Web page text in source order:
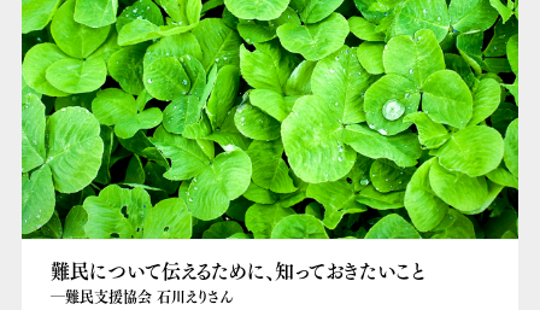
難民について伝えるために、知っておきたいこと
―難民支援協会 石川えりさん